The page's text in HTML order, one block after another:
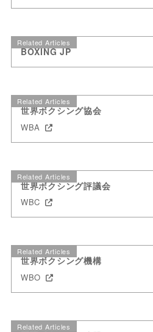
Related Articles
BOXING JP
Related Articles
世界ボクシング協会
WBA
Related Articles
世界ボクシング評議会
WBC
Related Articles
世界ボクシング機構
WBO
Related Articles